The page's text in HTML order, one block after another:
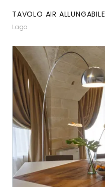
TAVOLO AIR ALLUNGABILE
Lago